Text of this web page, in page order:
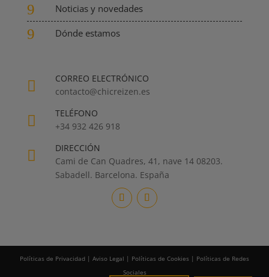
9 Noticias y novedades
9 Dónde estamos

CORREO ELECTRÓNICO
contacto@chicreizen.es

TELÉFONO
+34 932 426 918

DIRECCIÓN
Cami de Can Quadres, 41, nave 14 08203.
Sabadell. Barcelona. España
Políticas de Privacidad | Aviso Legal | Políticas de Cookies | Políticas de Redes
Sociales